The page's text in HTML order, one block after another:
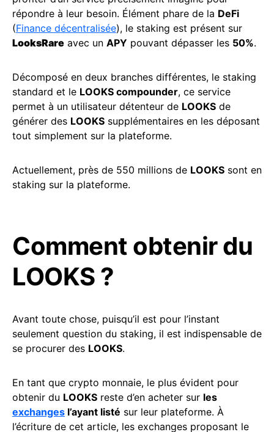
répondre à leur besoin. Élément phare de la DeFi
(Finance décentralisée), le staking est présent sur
LooksRare avec un APY pouvant dépasser les 50%.
Décomposé en deux branches différentes, le staking
standard et le LOOKS compounder, ce service
permet à un utilisateur détenteur de LOOKS de
générer des LOOKS supplémentaires en les déposant
tout simplement sur la plateforme.
Actuellement, près de 550 millions de LOOKS sont en
staking sur la plateforme.
Comment obtenir du
LOOKS ?
Avant toute chose, puisqu’il est pour l’instant
seulement question du staking, il est indispensable de
se procurer des LOOKS.
En tant que crypto monnaie, le plus évident pour
obtenir du LOOKS reste d’en acheter sur les
exchanges l’ayant listé sur leur plateforme. À
l’écriture de cet article, les exchanges proposant le